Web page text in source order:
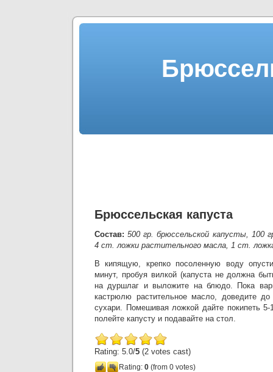
Брюссельская капуста
Состав:500 гр. брюссельской капусты, 100
4 ст. ложки растительного масла, 1 ст.
В кипящую, крепко посоленную воду
минут, пробуя вилкой (капуста не должна
на дуршлаг и выложите на блюдо. Пока
кастрюлю растительное масло, доведите
сухари. Помешивая ложкой дайте покипеть 5-
полейте капусту и подавайте на стол.
Rating: 5.0/5 (2 votes cast)
Rating: 0 (from 0 votes)